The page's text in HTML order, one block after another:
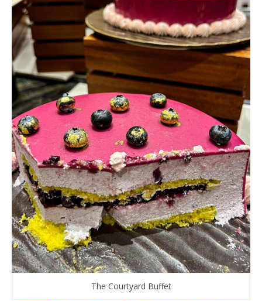
The Courtyard Buffet